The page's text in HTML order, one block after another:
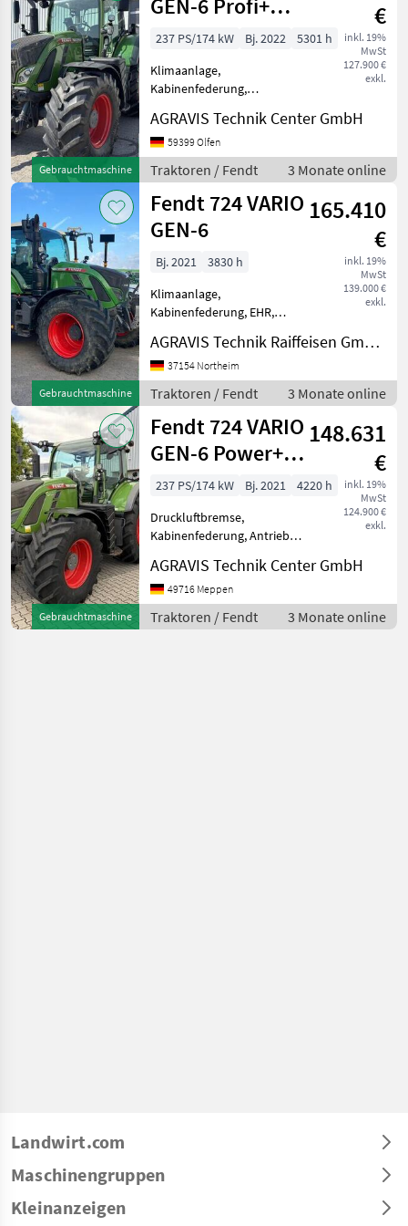
Gebrauchtmaschine
GEN-6 Profi+
Setting2
€
inkl. 19%
MwSt
127.900 €
exkl.
237 PS/174 kW Bj. 2022
5301 h
Klimaanlage,
Kabinenfederung,
GEN-6 0010 gebr. Fendt 724
Vario Gen 6 0020 Profi+
Setting2 0030
Kraftstoffvorfilter beheizt
0040 Oberlenker hyd
AGRAVIS Technik Center GmbH
59399 Olfen
Traktoren / Fendt 3 Monate online
Gebrauchtmaschine
Fendt 724 VARIO
GEN-6
165.410
€
inkl. 19%
MwSt
139.000 €
exkl.
Bj. 2021
3830 h
Klimaanlage,
Kabinenfederung, EHR,
GEN-6 0010 Fendt 724 Vario
Gen6 Grundschlepper 0020
Power+ Setting2 0030
Kraftstoffvorfilter beheizt
0040
AGRAVIS Technik Raiffeisen GmbH, Northeim
37154 Northeim
Traktoren / Fendt 3 Monate online
Gebrauchtmaschine
Fendt 724 VARIO
GEN-6 Power+
Setting 2
148.631
€
inkl. 19%
MwSt
124.900 €
exkl.
237 PS/174 kW Bj. 2021
4220 h
Druckluftbremse,
Kabinenfederung, Antrieb:
Vorderachse 724 VARIO
GEN-6 (0010) gebr. AGCO/
Fendt-Allradschlepper
(0020) Kabine,
AGRAVIS Technik Center GmbH
49716 Meppen
Traktoren / Fendt 3 Monate online
Landwirt.com
Maschinengruppen
Kleinanzeigen